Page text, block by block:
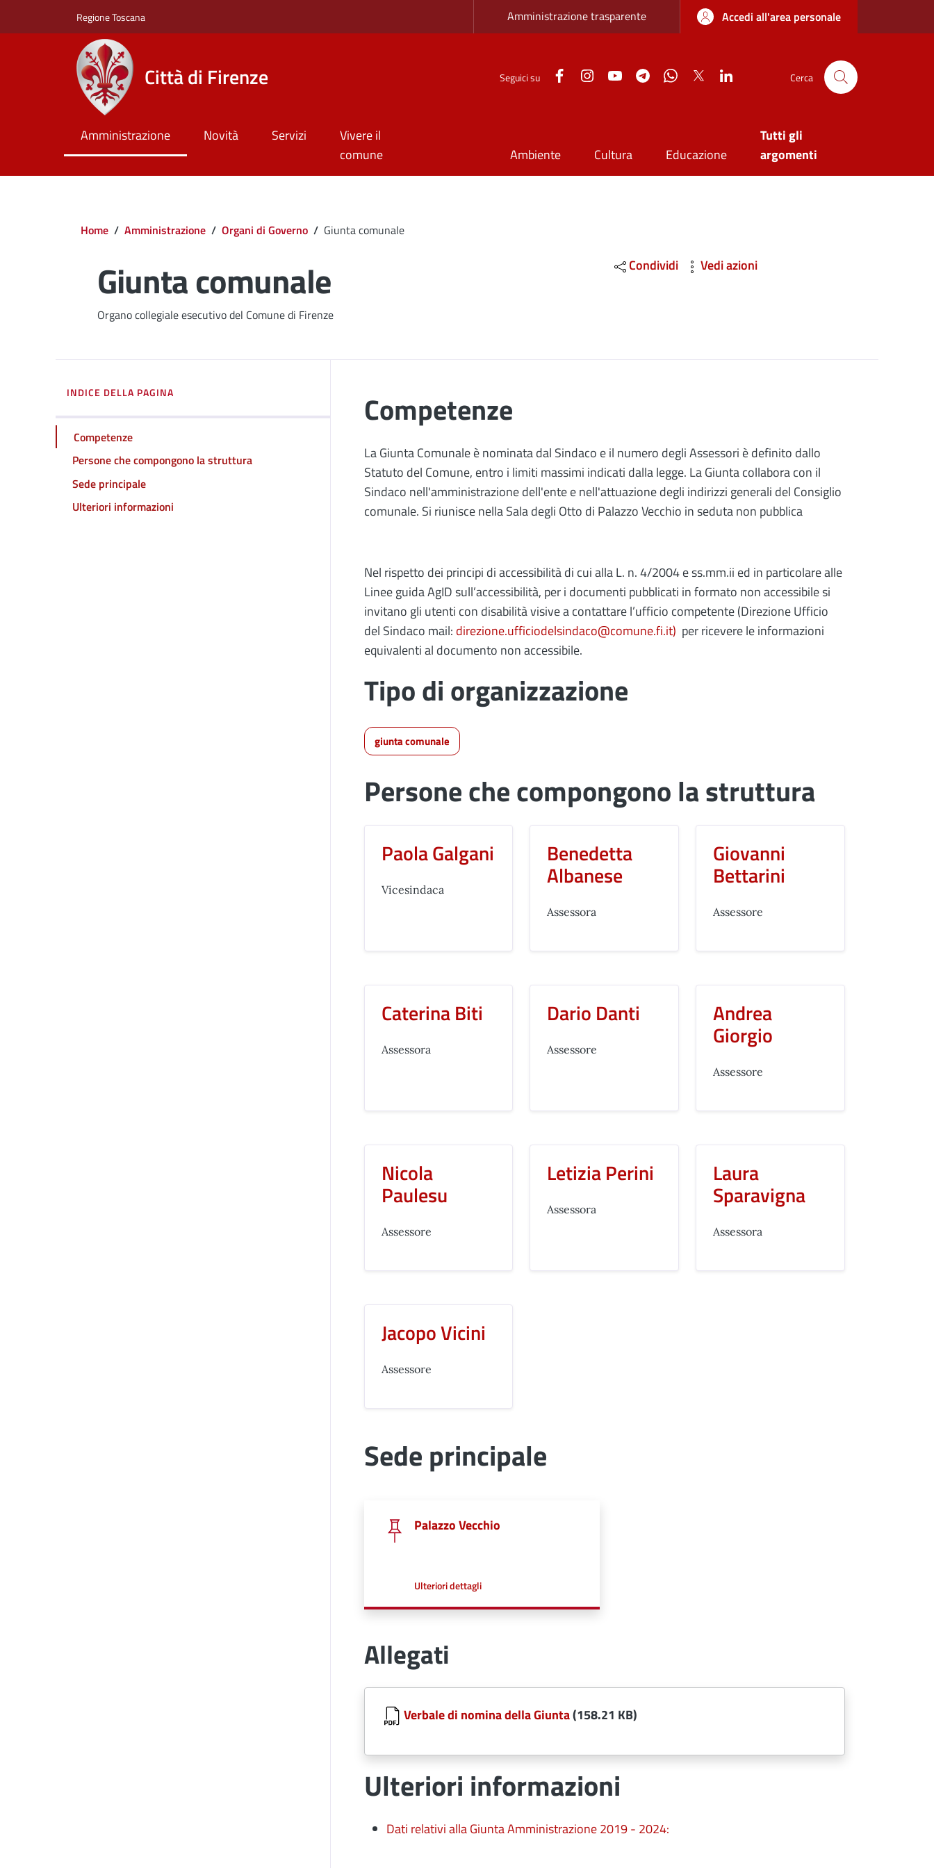
Regione Toscana Zona superiore sottile
Amministrazione trasparente Accedi all'area personale
Città di Firenze Seguici su FacebookInstagramYouTubeTelegramWhatsApp
Twitter Cerca
Amministrazione Novità Servizi
Vivere il
comune
Ambiente Cultura Educazione
Tutti gli
argomenti
Briciole di pane
Home / Amministrazione / Organi di Governo / Giunta comunale
Giunta comunale
Dettagli
Organo collegiale esecutivo del Comune di Firenze
Condividi Vedi azioni
INDICE DELLA PAGINA
Competenze
Persone che compongono la struttura
Sede principale
Ulteriori informazioni
Competenze
La Giunta Comunale è nominata dal Sindaco e il numero degli Assessori è definito dallo
Statuto del Comune, entro i limiti massimi indicati dalla legge. La Giunta collabora con il
Sindaco nell'amministrazione dell'ente e nell'attuazione degli indirizzi generali del Consiglio
comunale. Si riunisce nella Sala degli Otto di Palazzo Vecchio in seduta non pubblica
Nel rispetto dei principi di accessibilità di cui alla L. n. 4/2004 e ss.mm.ii ed in particolare alle
Linee guida AgID sull’accessibilità, per i documenti pubblicati in formato non accessibile si
invitano gli utenti con disabilità visive a contattare l’ufficio competente (Direzione Ufficio
del Sindaco mail: direzione.ufficiodelsindaco@comune.fi.it) per ricevere le informazioni
equivalenti al documento non accessibile.
Tipo di organizzazione
giunta comunale
Persone che compongono la struttura
Paola Galgani
Vicesindaca
Benedetta
Albanese
Assessora
Giovanni
Bettarini
Assessore
Caterina Biti
Assessora
Dario Danti
Assessore
Andrea
Giorgio
Assessore
Nicola
Paulesu
Assessore
Letizia Perini
Assessora
Laura
Sparavigna
Assessora
Jacopo Vicini
Assessore
Sede principale
Palazzo Vecchio
Ulteriori dettaglia proposito di
Allegati
Document
Verbale di nomina della Giunta(158.21 KB)
Ulteriori informazioni
Dati relativi alla Giunta Amministrazione 2019 - 2024: